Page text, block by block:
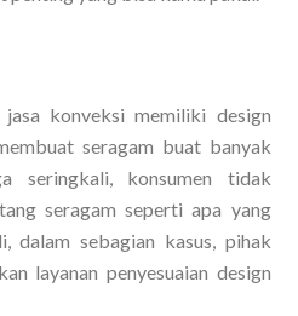
konveksi memiliki design
seragam buat banyak
seringkali, konsumen tidak
seragam seperti apa yang
dalam sebagian kasus, pihak
layanan penyesuaian design